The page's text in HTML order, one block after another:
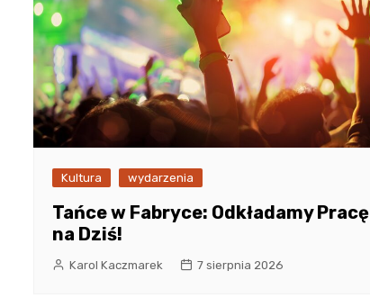
Kultura wydarzenia
Tańce w Fabryce: Odkładamy Pracę
na Dziś!
Karol Kaczmarek 7 sierpnia 2026